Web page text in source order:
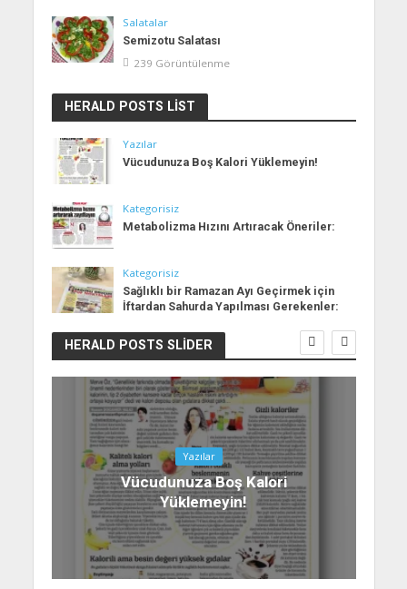
Salatalar
Semizotu Salatası
239 Görüntülenme
HERALD POSTS LIST
Yazılar
Vücudunuza Boş Kalori Yüklemeyin!
Kategorisiz
Metabolizma Hızını Artıracak Öneriler:
Kategorisiz
Sağlıklı bir Ramazan Ayı Geçirmek için
İftardan Sahurda Yapılması Gerekenler:
HERALD POSTS SLIDER
Yazılar
Vücudunuza Boş Kalori
Yüklemeyin!